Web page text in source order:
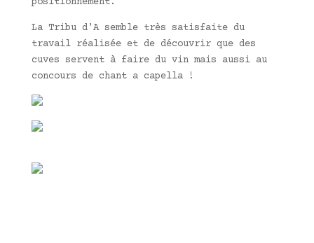
La Tribu d'A semble très satisfaite du
travail réalisée et de découvrir que des
cuves servent à faire du vin mais aussi au
concours de chant a capella !